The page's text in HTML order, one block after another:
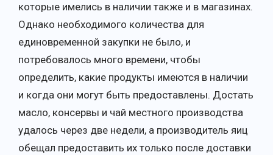
которые имелись в наличии также и в магазинах.
Однако необходимого количества для
единовременной закупки не было, и
потребовалось много времени, чтобы
определить, какие продукты имеются в наличии
и когда они могут быть предоставлены. Достать
масло, консервы и чай местного производства
удалось через две недели, а производитель яиц
обещал предоставить их только после доставки